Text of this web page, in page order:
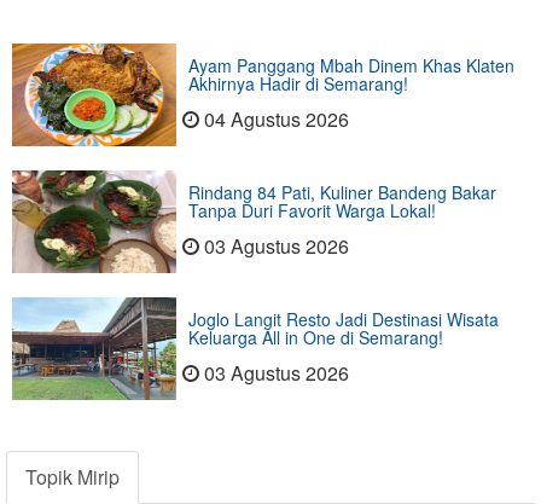
Ayam Panggang Mbah Dinem Khas Klaten
Akhirnya Hadir di Semarang!
04 Agustus 2026
Rindang 84 Pati, Kuliner Bandeng Bakar
Tanpa Duri Favorit Warga Lokal!
03 Agustus 2026
Joglo Langit Resto Jadi Destinasi Wisata
Keluarga All in One di Semarang!
03 Agustus 2026
Topik Mirip